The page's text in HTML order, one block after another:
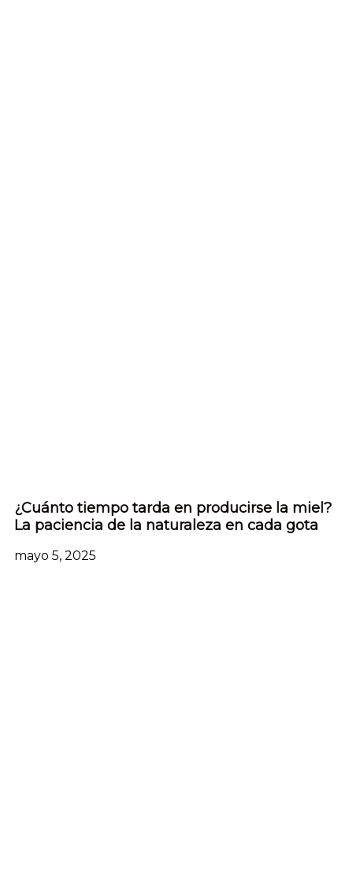
¿Cuánto tiempo tarda en producirse la miel?
La paciencia de la naturaleza en cada gota
mayo 5, 2025